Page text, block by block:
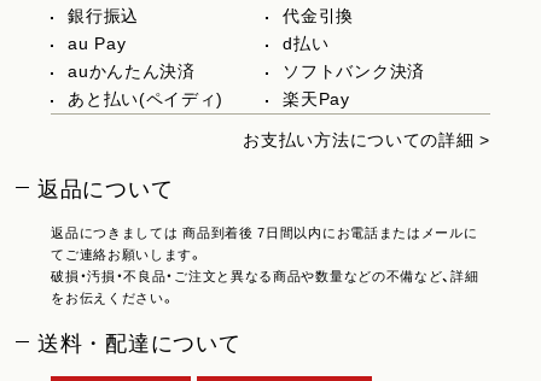
銀行振込
代金引換
au Pay
d払い
auかんたん決済
ソフトバンク決済
あと払い(ペイディ)
楽天Pay
お支払い方法についての詳細 >
返品について
返品につきましては 商品到着後 7日間以内にお電話またはメールに
てご連絡お願いします。
破損・汚損・不良品・ご注文と異なる商品や数量などの不備など、詳細
をお伝えください。
送料・配達について